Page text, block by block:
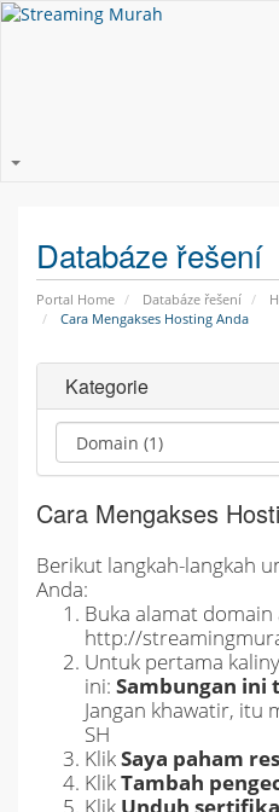
Databáze řešení
Portal Home Databáze řešení
Cara Mengakses Hosting Anda
Kategorie
Cara Mengakses
Berikut langkah-langkah
Anda:
Buka alamat
http://
Untuk pertama
ini: Sambungan ini
Jangan khawatir, itu
SH
KlikSaya paham
KlikTambah
Klik Unduh